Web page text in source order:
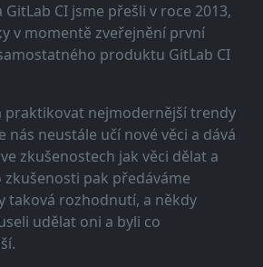
GitLab CI jsme přešli v roce 2013,
v momentě zveřejnění první
produktu GitLab CI
praktikovat nejmodernější trendy
nás neustále učí nové věci a dává
zkušenostech jak věci dělat a
zkušenosti pak předáváme
taková rozhodnutí, a někdy
udělat oni a byli co